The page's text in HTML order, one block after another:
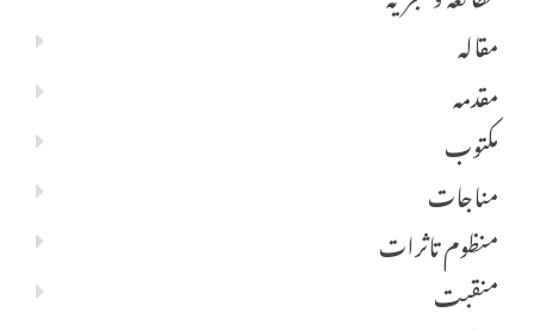
مقالہ
مقدمہ
مکتوب
مناجات
منظوم تاثرات
منقبت